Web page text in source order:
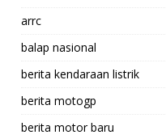
arrc
balap nasional
berita kendaraan listrik
berita motogp
berita motor baru